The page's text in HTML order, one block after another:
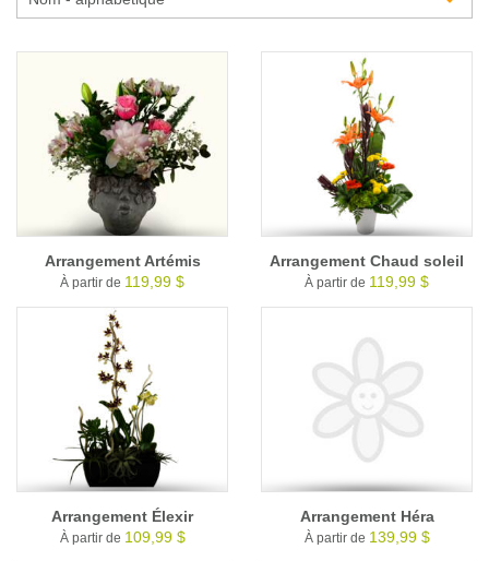
Calendrier horticole
Service à la clientèle
Arrangement Artémis
À partir de 119,99 $
Arrangement Chaud soleil
À partir de 119,99 $
Arrangement Élexir
À partir de 109,99 $
Arrangement Héra
À partir de 139,99 $